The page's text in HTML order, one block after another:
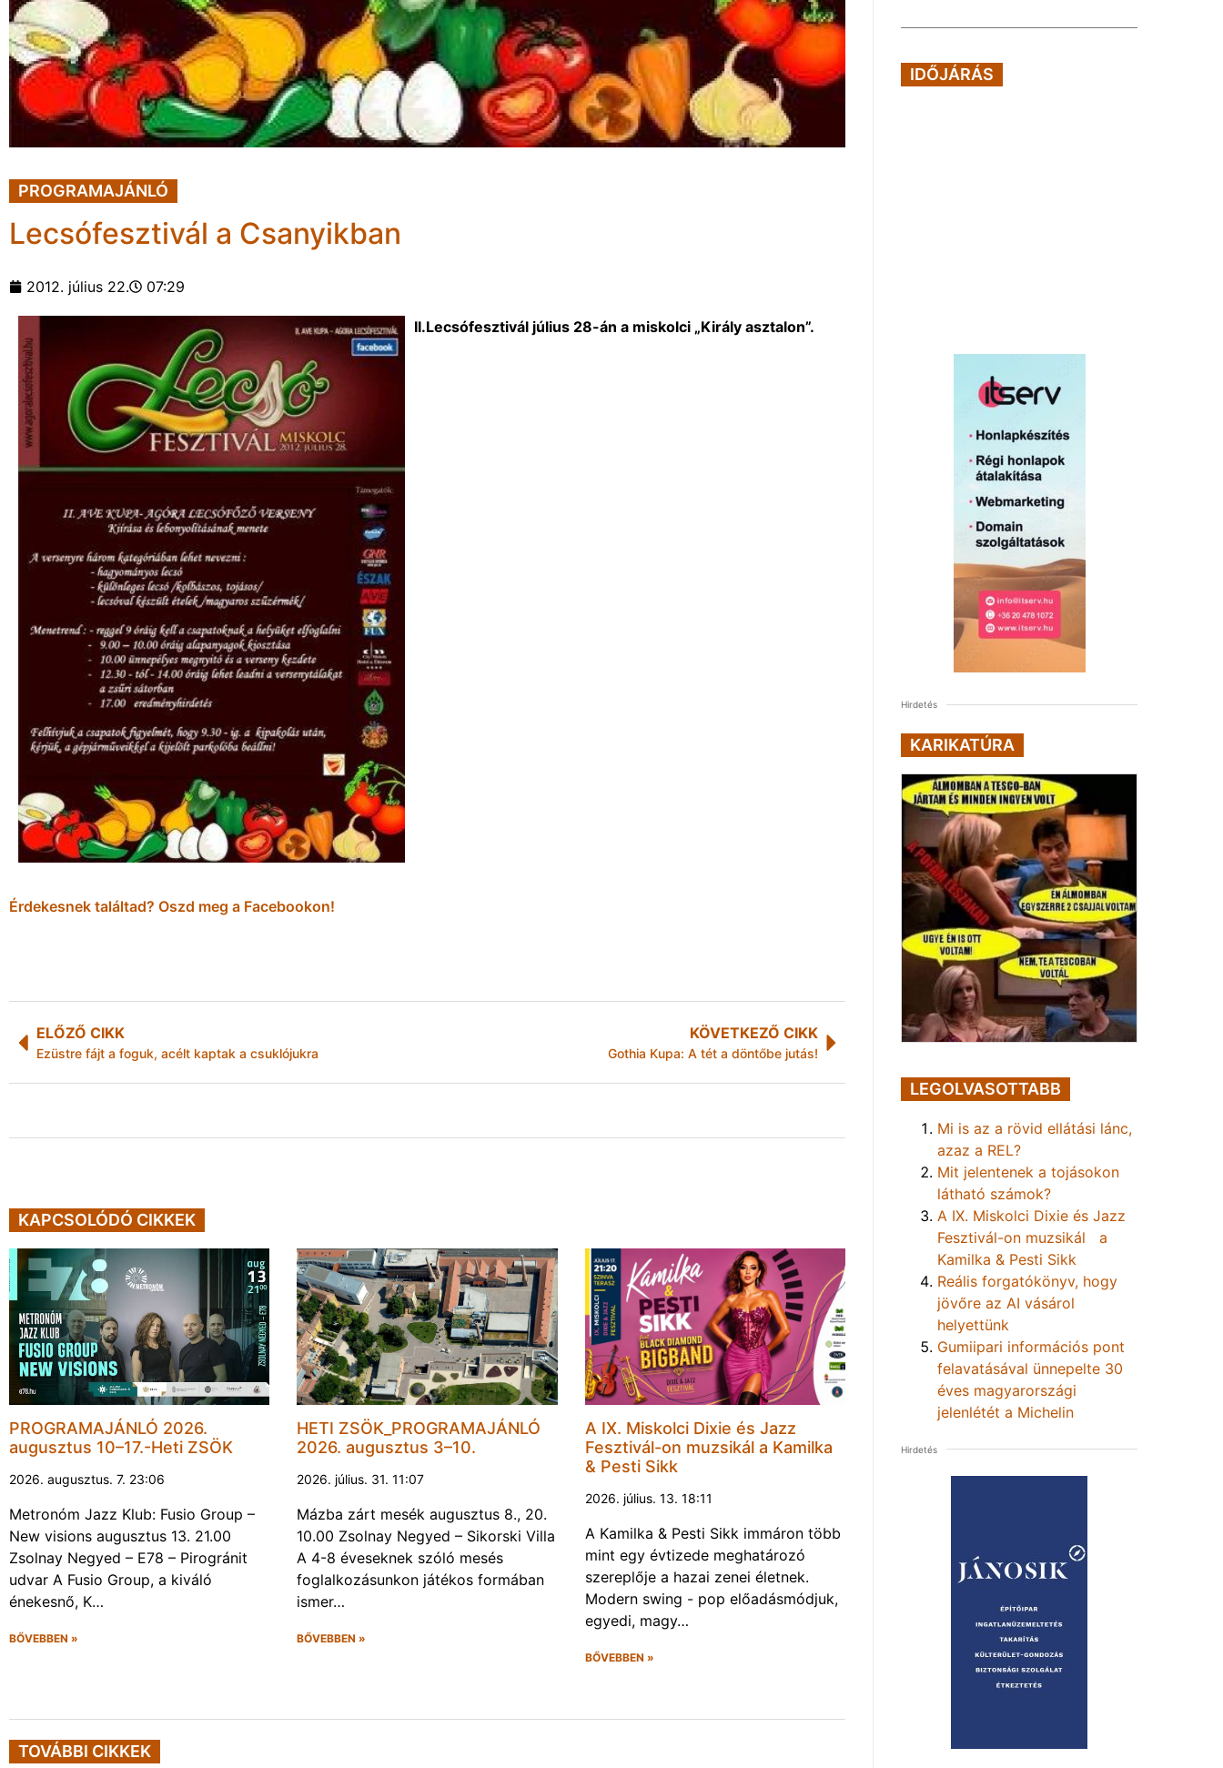
PROGRAMAJÁNLÓ
Lecsófesztivál a Csanyikban
2012. július 22. 07:29
II.Lecsófesztivál július 28-án a miskolci „Király asztalon”.
Érdekesnek találtad? Oszd meg a Facebookon!
ELŐZŐ CIKK
Ezüstre fájt a foguk, acélt kaptak a csuklójukra
KÖVETKEZŐ CIKK
Gothia Kupa: A tét a döntőbe jutás!
KAPCSOLÓDÓ CIKKEK
PROGRAMAJÁNLÓ 2026.
augusztus 10–17.-Heti ZSÖK
2026. augusztus. 7. 23:06
Metronóm Jazz Klub: Fusio Group –
New visions augusztus 13. 21.00
Zsolnay Negyed – E78 – Pirogránit
udvar A Fusio Group, a kiváló
énekesnő, K…
BŐVEBBEN »
HETI ZSÖK_PROGRAMAJÁNLÓ
2026. augusztus 3–10.
2026. július. 31. 11:07
Mázba zárt mesék augusztus 8., 20.
10.00 Zsolnay Negyed – Sikorski Villa
A 4-8 éveseknek szóló mesés
foglalkozásunkon játékos formában
ismer…
BŐVEBBEN »
A IX. Miskolci Dixie és Jazz
Fesztivál-on muzsikál a Kamilka
& Pesti Sikk
2026. július. 13. 18:11
A Kamilka & Pesti Sikk immáron több
mint egy évtizede meghatározó
szereplője a hazai zenei életnek.
Modern swing - pop előadásmódjuk,
egyedi, magy…
BŐVEBBEN »
TOVÁBBI CIKKEK
IDŐJÁRÁS
Hirdetés
KARIKATÚRA
LEGOLVASOTTABB
Mi is az a rövid ellátási lánc,
azaz a REL?
Mit jelentenek a tojásokon
látható számok?
A IX. Miskolci Dixie és Jazz
Fesztivál-on muzsikál a
Kamilka & Pesti Sikk
Reális forgatókönyv, hogy
jövőre az AI vásárol
helyettünk
Gumiipari információs pont
felavatásával ünnepelte 30
éves magyarországi
jelenlétét a Michelin
Hirdetés